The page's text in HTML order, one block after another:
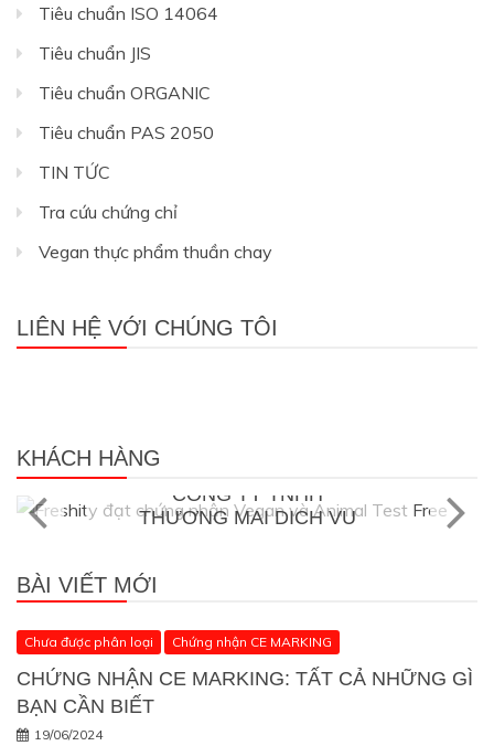
Tiêu chuẩn ISO 14064
Tiêu chuẩn JIS
Tiêu chuẩn ORGANIC
Tiêu chuẩn PAS 2050
TIN TỨC
Tra cứu chứng chỉ
Vegan thực phẩm thuần chay
LIÊN HỆ VỚI CHÚNG TÔI
KHÁCH HÀNGVegan thực phẩm thuần chay
CÔNG TY TNHH
THƯƠNG MẠI DỊCH VỤ
BÀI VIẾT MỚI
Chưa được phân loại Chứng nhận CE MARKING
CHỨNG NHẬN CE MARKING: TẤT CẢ NHỮNG GÌ
BẠN CẦN BIẾT
19/06/2024